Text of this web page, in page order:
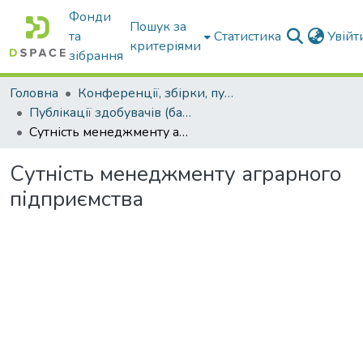
Фонди
та
зібрання
Пошук за
критеріями
Статистика
Головна
Конференції, збірки, публікації молодих вчених і здобувачів : магістрів, бакалаврів, аспірантів.
Публікації здобувачів (бакалаврів. магістрів, аспірантів)
Сутність менеджменту аграрного підприємства
Сутність менеджменту аграрного
підприємства